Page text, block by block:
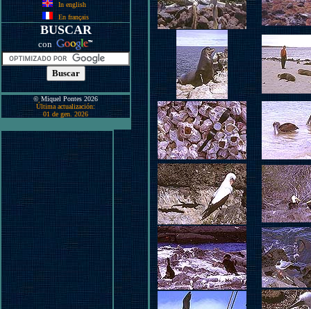
In english
En français
BUSCAR
con
© Miquel Pontes 2026
Última actualización:
01 de gen. 2026